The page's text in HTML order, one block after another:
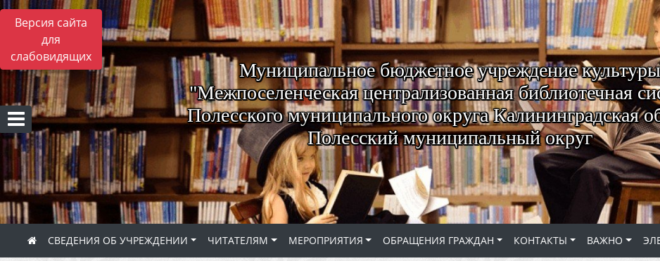
Версия сайта
для
слабовидящих
Муниципальное бюджетное учреждение культуры
"Межпоселенческая централизованная библиотечная
Полесского муниципального округа Калининградская
Полесский муниципальный округ
СВЕДЕНИЯ ОБ УЧРЕЖДЕНИИ ЧИТАТЕЛЯМ МЕРОПРИЯТИЯ ОБРАЩЕНИЯ ГРАЖДАН КОНТАКТЫ ВАЖНО